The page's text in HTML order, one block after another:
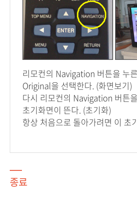
리모컨의 Navigation 버튼을 누
Original을 선택한다. (화면보기)
다시 리모컨의 Navigation 버튼
초기화면이 뜬다. (초기화)
항상 처음으로 돌아가려면 이 초
종료